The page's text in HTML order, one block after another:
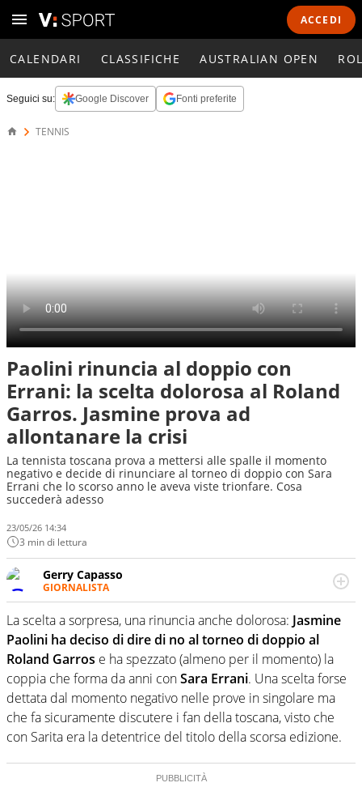
ACCEDI
CALENDARI CLASSIFICHE AUSTRALIAN OPEN
Seguici su: Google Discover Fonti preferite
TENNIS
Paolini rinuncia al doppio con
Errani: la scelta dolorosa al Roland
Garros. Jasmine prova ad
allontanare la crisi
La tennista toscana prova a mettersi alle spalle il momento
negativo e decide di rinunciare al torneo di doppio con Sara
Errani che lo scorso anno le aveva viste trionfare. Cosa
succederà adesso
23/05/26 14:34
3 min di lettura
Gerry Capasso
GIORNALISTA
Per lui gli sport americani non hanno segreti: basket,
football, baseball e la capacità innata di trovare la notizia
dove altri non vedono granché
La scelta a sorpresa, una rinuncia anche dolorosa: Jasmine
Paolini ha deciso di dire di no al torneo di doppio al
Roland Garros e ha spezzato (almeno per il momento) la
coppia che forma da anni conSara Errani. Una scelta forse
dettata dal momento negativo nelle prove in singolare ma
che fa sicuramente discutere i fan della toscana, visto che
con Sarita era la detentrice del titolo della scorsa edizione.